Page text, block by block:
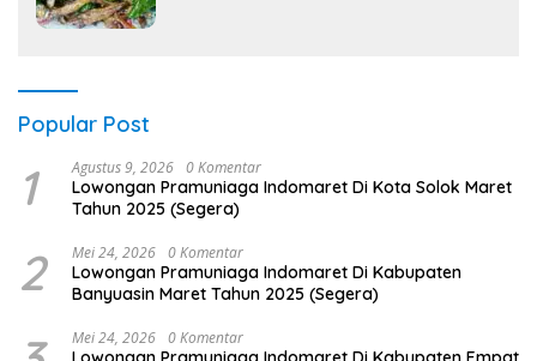
Popular Post
1 Agustus 9, 2026 0 Komentar
Lowongan Pramuniaga Indomaret Di Kota Solok Maret
Tahun 2025 (Segera)
2 Mei 24, 2026 0 Komentar
Lowongan Pramuniaga Indomaret Di Kabupaten
Banyuasin Maret Tahun 2025 (Segera)
Mei 24, 2026 0 Komentar